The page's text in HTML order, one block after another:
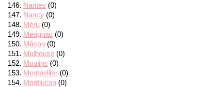
Nantes (0)
Nancy (0)
Méru (0)
Mérignac (0)
Mâcon (0)
Mulhouse (0)
Moulins (0)
Montpellier (0)
Montluçon (0)